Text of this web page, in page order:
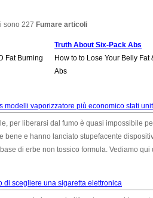
sono 227 Fumare articoli
Fat Burning
Truth About Six-Pack Abs
How to to Lose Your Belly Fat
Abs
modelli vaporizzatore più economico stati
per liberarsi dal fumo è quasi impossibile
bene e hanno lanciato stupefacente
di erbe non tossico formula. Vediamo
di scegliere una sigaretta elettronica